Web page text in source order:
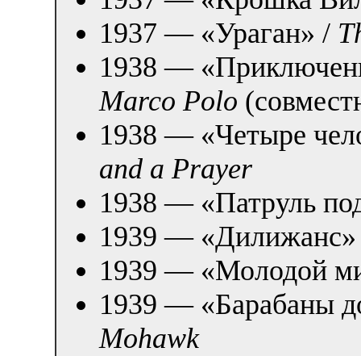
1937 — «Ураган» /
1938 —
Marco Polo
1938 — «Четыре
and a Prayer
1938 — «Патруль
1939 —
1939 — «Молодой
1939 — «Барабаны
Mohawk